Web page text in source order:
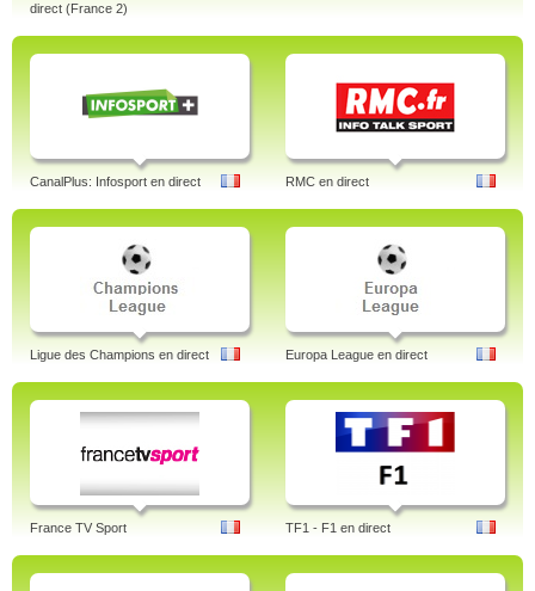
direct (France 2)
CanalPlus: Infosport en direct RMC en direct
Ligue des Champions en direct Europa League en direct
France TV Sport TF1 - F1 en direct